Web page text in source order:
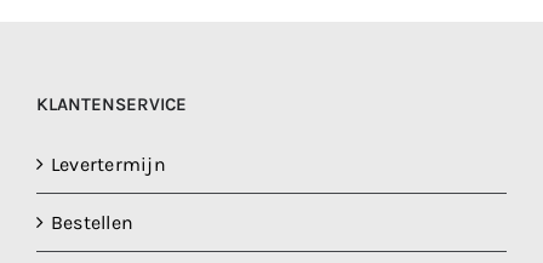
KLANTENSERVICE
Levertermijn
Bestellen